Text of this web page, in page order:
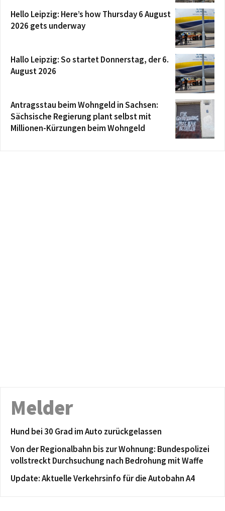
Hello Leipzig: Here’s how Thursday 6 August
2026 gets underway
Hallo Leipzig: So startet Donnerstag, der 6.
August 2026
Antragsstau beim Wohngeld in Sachsen:
Sächsische Regierung plant selbst mit
Millionen-Kürzungen beim Wohngeld
Melder
Hund bei 30 Grad im Auto zurückgelassen
Von der Regionalbahn bis zur Wohnung: Bundespolizei
vollstreckt Durchsuchung nach Bedrohung mit Waffe
Update: Aktuelle Verkehrsinfo für die Autobahn A4